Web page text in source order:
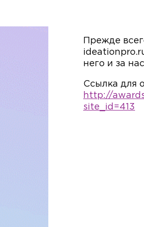
Прежде
него и за
Ссылка для
http://
site_id=413